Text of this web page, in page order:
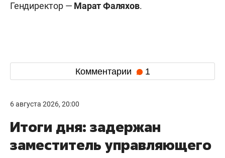
Гендиректор — Марат Фаляхов.
Комментарии 1
6 августа 2026, 20:00
Итоги дня: задержан
заместитель управляющего